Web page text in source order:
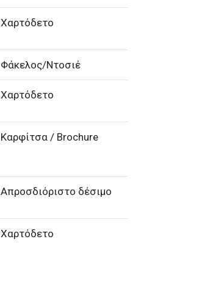
Χαρτόδετο
Φάκελος/Ντοσιέ
Χαρτόδετο
Καρφίτσα / Brochure
Απροσδιόριστο δέσιμο
Χαρτόδετο